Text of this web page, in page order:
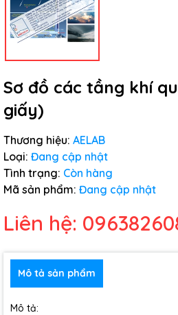
Sơ đồ các tầng khí
giấy)
Thương hiệu: AELAB
Loại: Đang cập nhật
Tình trạng: Còn hàng
Mã sản phẩm: Đang cập nhật
Liên hệ:
Mô tả sản phẩm
Mô tả: